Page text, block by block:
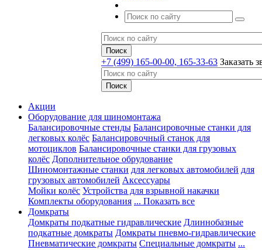
+7 (499) 165-00-00, 165-33-63 Заказать
Акции
Оборудование для шиномонтажа
Балансировочные стенды Балансировочные станки для
легковых колёс Балансировочный станок для
мотоциклов Балансировочные станки для грузовых
колёс Дополнительное обрудование
Шиномонтажные станки для легковых автомобилей для
грузовых автомобилей Аксессуары
Мойки колёс Устройства для взрывной накачки
Комплекты оборудования ... Показать все
Домкраты
Домкраты подкатные гидравлические Длиннобазные
подкатные домкраты Домкраты пневмо-гидравлические
Пневматические домкраты Специальные домкраты ...